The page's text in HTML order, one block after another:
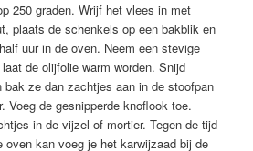
250 graden. Wrijf het vlees in met
plaats de schenkels op een bakblik en
uur in de oven. Neem een stevige
de olijfolie warm worden. Snijd
bak ze dan zachtjes aan in de stoofpan
Voeg de gesnipperde knoflook toe.
in de vijzel of mortier. Tegen de tijd
kan voeg je het karwijzaad bij de